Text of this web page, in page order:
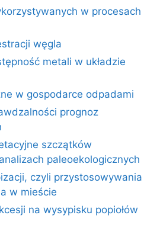
w procesach
węgla
metali w układzie
w gospodarce odpadami
prognoz
szczątków
paleoekologicznych
czyli przystosowywania
w mieście
na wysypisku popiołów